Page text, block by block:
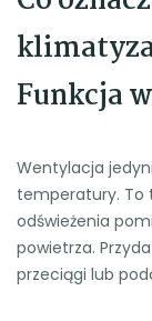
Funkcja
Wentylacja
temperatury. To
odświeżenia
powietrza.
przeciągi lub